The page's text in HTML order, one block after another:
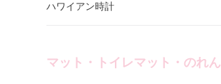
ハワイアン時計
マット・トイレマット・のれん